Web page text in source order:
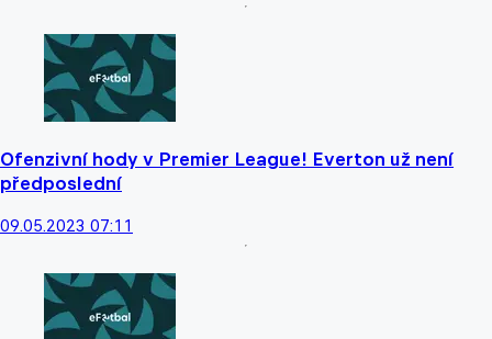
Ofenzivní hody v Premier League! Everton už není
předposlední
09.05.2023 07:11